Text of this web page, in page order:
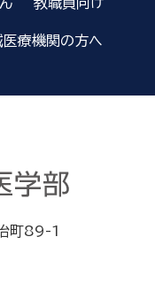
教職員向け
医療機関の方へ
町89-1